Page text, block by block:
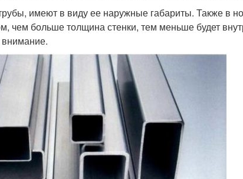
имеют в виду ее наружные габариты. Также в
чем больше толщина стенки, тем меньше будет
внимание.